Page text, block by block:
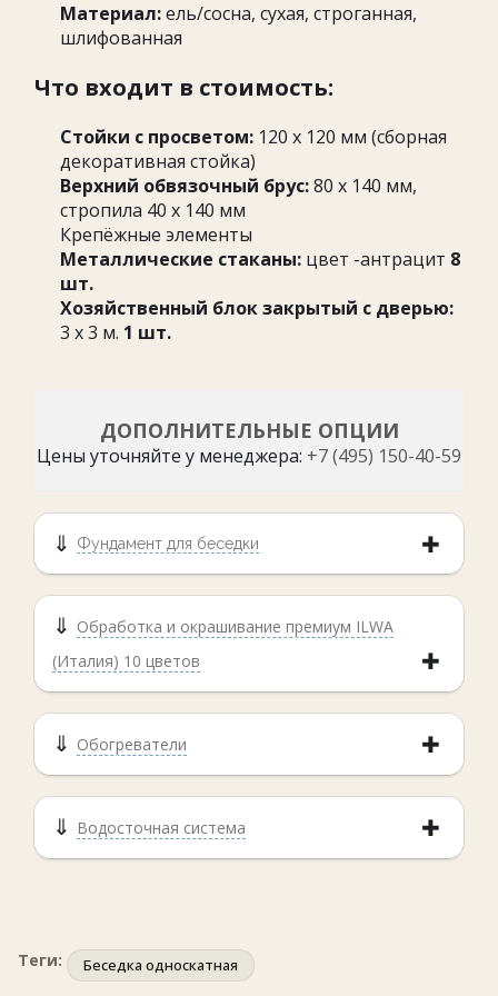
Материал:ель/сосна, сухая, строганная,
шлифованная
Что входит в стоимость:
Стойки с просветом: 120 х 120 мм (сборная
декоративная стойка)
Верхний обвязочный брус:80 х 140 мм,
стропила 40 х 140 мм
Крепёжные элементы
Металлические стаканы: цвет -антрацит 8
шт.
Хозяйственный блок закрытый с дверью:
3 х 3 м. 1 шт.
ДОПОЛНИТЕЛЬНЫЕ ОПЦИИ
Цены уточняйте у менеджера: +7 (495) 150-40-59
Фундамент для беседки
Обработка и окрашивание премиум ILWA
(Италия) 10 цветов
Обогреватели
Водосточная система
Теги: Беседка односкатная